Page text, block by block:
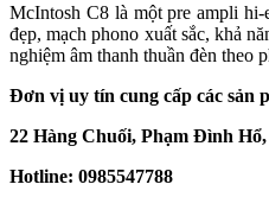
McIntosh C8 là một pre ampli
đẹp, mạch phono xuất sắc, khả
nghiệm âm thanh thuần đèn theo
Đơn vị uy tín cung cấp các sản
22 Hàng Chuối, Phạm Đình
Hotline: 0985547788